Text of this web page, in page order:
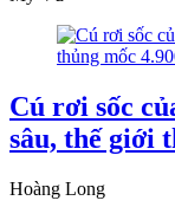
Cú rơi sốc
sâu, thế giới
Hoàng Long